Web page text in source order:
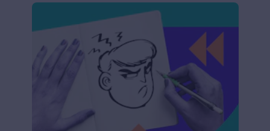
Cómo dibujar una cara enojada paso a paso sin